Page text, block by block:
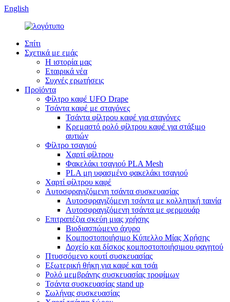
English
Σπίτι
Σχετικά με εμάς
Η ιστορία μας
Εταιρικά νέα
Συχνές ερωτήσεις
Προϊόντα
Φίλτρο καφέ UFO Drape
Τσάντα καφέ με σταγόνες
Τσάντα φίλτρου καφέ για σταγόνες
Κρεμαστό ρολό φίλτρου καφέ για στάξιμο
αυτιών
Φίλτρο τσαγιού
Χαρτί φίλτρου
Φακελάκι τσαγιού PLA Mesh
PLA μη υφασμένο φακελάκι τσαγιού
Χαρτί φίλτρου καφέ
Αυτοσφραγιζόμενη τσάντα συσκευασίας
Αυτοσφραγιζόμενη τσάντα με κολλητική ταινία
Αυτοσφραγιζόμενη τσάντα με φερμουάρ
Επιτραπέζια σκεύη μιας χρήσης
Βιοδιασπώμενο άχυρο
Κομποστοποιήσιμο Κύπελλο Μίας Χρήσης
Δοχείο και δίσκος κομποστοποιήσιμου φαγητού
Πτυσσόμενο κουτί συσκευασίας
Εξωτερική θήκη για καφέ και τσάι
Ρολό μεμβράνης συσκευασίας τροφίμων
Τσάντα συσκευασίας stand up
Σωλήνας συσκευασίας